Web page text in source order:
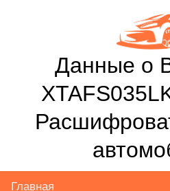
Данные о
Главная